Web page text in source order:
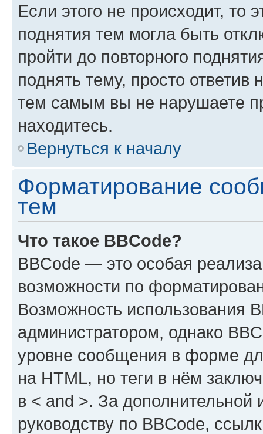
Если этого не происходит, то
поднятия тем могла быть
пройти до повторного
поднять тему, просто ответив
тем самым вы не нарушаете
находитесь.
Вернуться к началу
Форматирование
тем
Что такое BBCode?
BBCode — это особая
возможности по
Возможность использования
администратором, однако
уровне сообщения в форме
на HTML, но теги в нём
в < and >. За
руководству по BBCode,